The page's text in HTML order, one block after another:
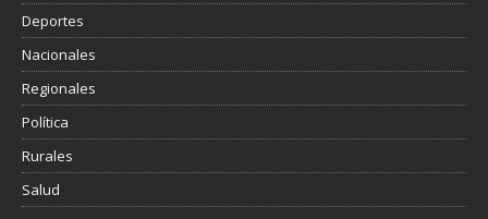
Deportes
Nacionales
Regionales
Política
Rurales
Salud